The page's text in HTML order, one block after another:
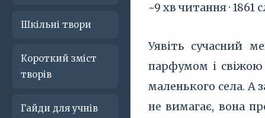
Шкільні твори
Короткий зміст
творів
Гайди для учнів
~9 хв читання · 1861
Уявіть сучасний
парфумом і
маленького села. А
не вимагає, вона